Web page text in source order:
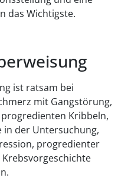
das Wichtigste.
ist ratsam bei
mit Gangstörung,
Kribbeln,
in der Untersuchung,
progredienter